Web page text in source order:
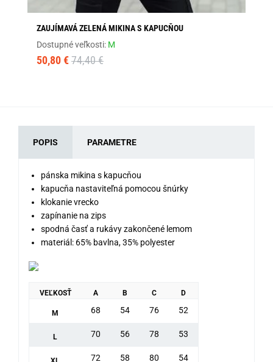
ZAUJÍMAVÁ ZELENÁ MIKINA S KAPUCŇOU
Dostupné veľkosti: M
50,80 € 74,40 €
POPIS PARAMETRE
pánska mikina s kapucňou
kapucňa nastaviteľná pomocou šnúrky
klokanie vrecko
zapínanie na zips
spodná časť a rukávy zakončené lemom
materiál: 65% bavlna, 35% polyester
VEĽKOSŤ A B C D
M 68 54 76 52
L 70 56 78 53
72 58 80 54